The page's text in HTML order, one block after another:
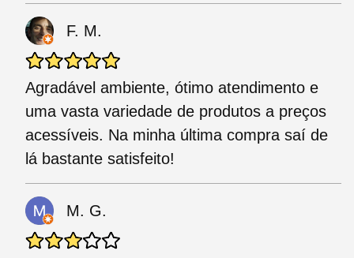
F. M.
Agradável ambiente, ótimo atendimento e
uma vasta variedade de produtos a preços
acessíveis. Na minha última compra saí de
lá bastante satisfeito!
M. G.